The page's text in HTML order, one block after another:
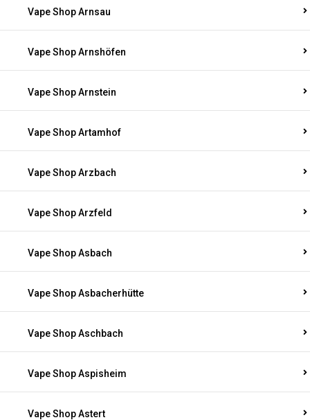
Vape Shop Arnsau
Vape Shop Arnshöfen
Vape Shop Arnstein
Vape Shop Artamhof
Vape Shop Arzbach
Vape Shop Arzfeld
Vape Shop Asbach
Vape Shop Asbacherhütte
Vape Shop Aschbach
Vape Shop Aspisheim
Vape Shop Astert